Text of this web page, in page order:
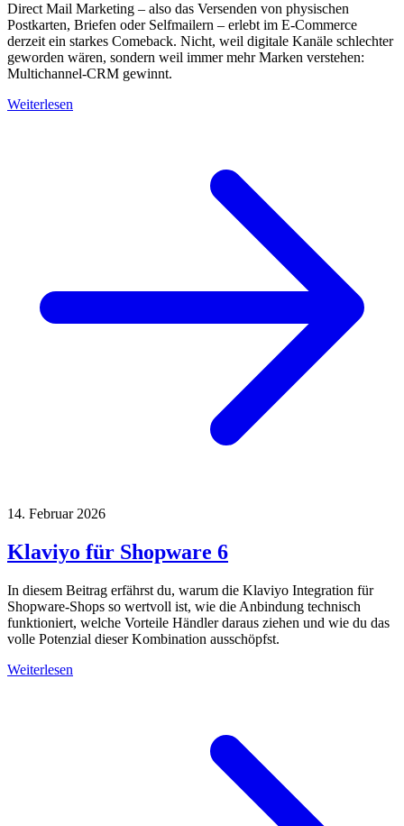
Direct Mail Marketing – also das Versenden von physischen
Postkarten, Briefen oder Selfmailern – erlebt im E-Commerce
derzeit ein starkes Comeback. Nicht, weil digitale Kanäle schlechter
geworden wären, sondern weil immer mehr Marken verstehen:
Multichannel-CRM gewinnt.
Weiterlesen
14. Februar 2026
Klaviyo für Shopware 6
In diesem Beitrag erfährst du, warum die Klaviyo Integration für
Shopware-Shops so wertvoll ist, wie die Anbindung technisch
funktioniert, welche Vorteile Händler daraus ziehen und wie du das
volle Potenzial dieser Kombination ausschöpfst.
Weiterlesen